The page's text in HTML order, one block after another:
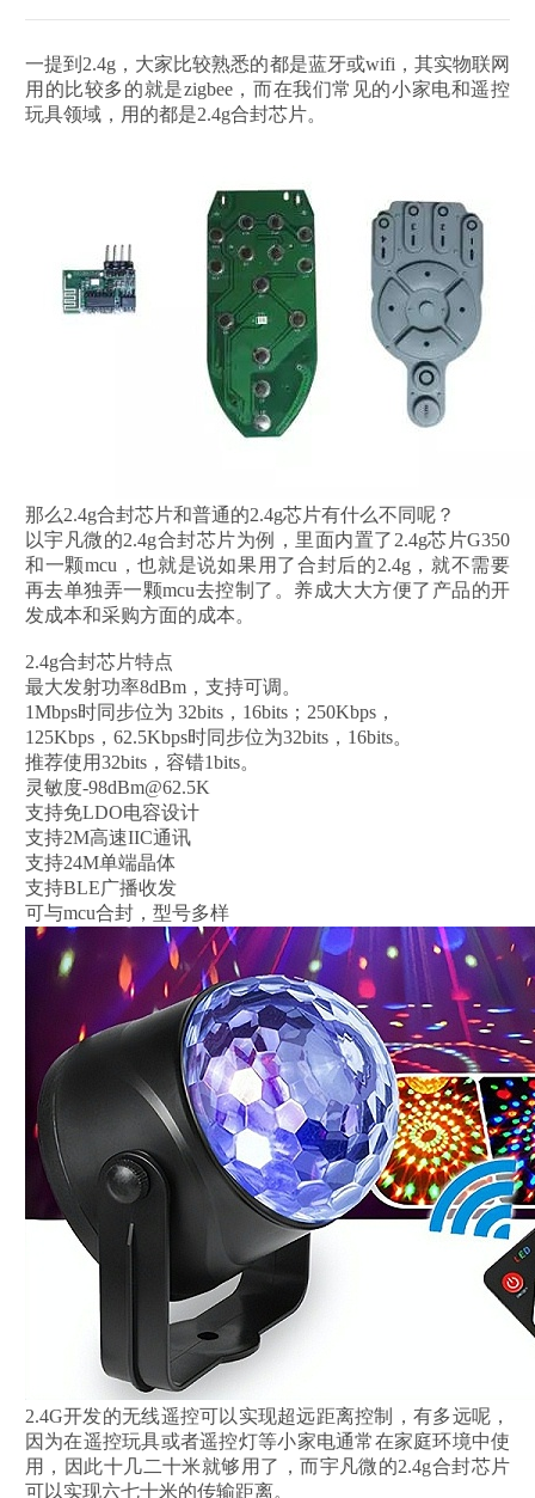
一提到2.4g，大家比较熟悉的都是蓝牙或wifi，其实物联网
用的比较多的就是zigbee，而在我们常见的小家电和遥控
玩具领域，用的都是2.4g合封芯片。
那么2.4g合封芯片和普通的2.4g芯片有什么不同呢？
以宇凡微的2.4g合封芯片为例，里面内置了2.4g芯片G350
和一颗mcu，也就是说如果用了合封后的2.4g，就不需要
再去单独弄一颗mcu去控制了。养成大大方便了产品的开
发成本和采购方面的成本。
2.4g合封芯片特点
最大发射功率8dBm，支持可调。
1Mbps时同步位为 32bits，16bits；250Kbps，
125Kbps，62.5Kbps时同步位为32bits，16bits。
推荐使用32bits，容错1bits。
灵敏度-98dBm@62.5K
支持免LDO电容设计
支持2M高速IIC通讯
支持24M单端晶体
支持BLE广播收发
可与mcu合封，型号多样
2.4G开发的无线遥控可以实现超远距离控制，有多远呢，
因为在遥控玩具或者遥控灯等小家电通常在家庭环境中使
用，因此十几二十米就够用了，而宇凡微的2.4g合封芯片
可以实现六七十米的传输距离。